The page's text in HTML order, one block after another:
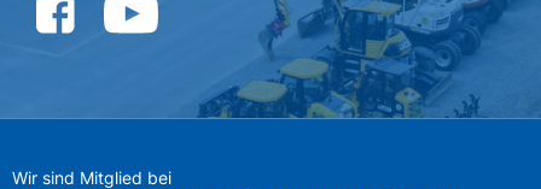
Wir sind Mitglied bei